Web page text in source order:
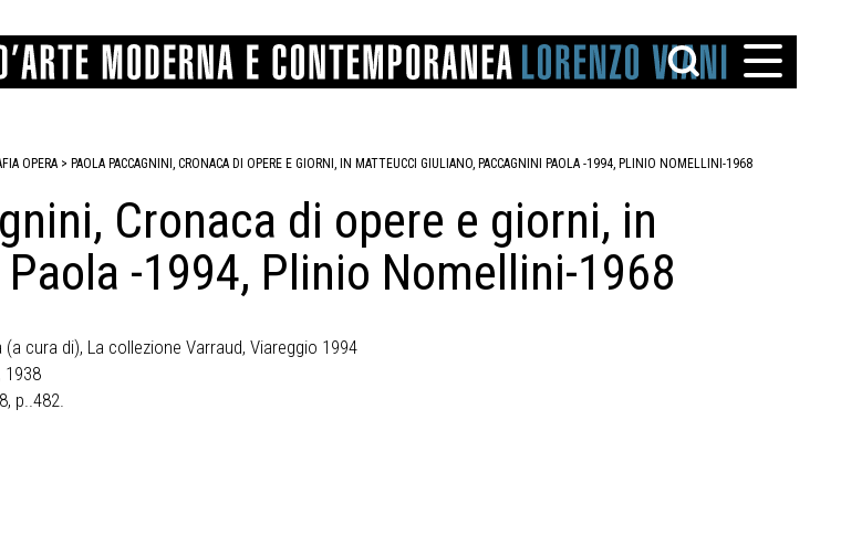
COMUNALE
ANGELONI
BERTI
BONETTI
CATARSINI
LEVY
LUCARELLI
LUPORINI
MARTINI
MASCHIETTO
PIERACCINI
PREMIO VIAREGGIO
VARRAUD SANTINI
OPERA > PAOLA PACCAGNINI, CRONACA DI OPERE E GIORNI, IN MATTEUCCI GIULIANO, PACCAGNINI PAOLA -1994, PLINIO NOMELLINI-1968
Cronaca di opere e giorni, in
-1994, Plinio Nomellini-1968
cura di), La collezione Varraud, Viareggio 1994
1938
p..482.